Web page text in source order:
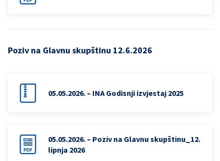
Poziv na Glavnu skupštinu 12.6.2026
05.05.2026. – INA Godisnji izvjestaj 2025
05.05.2026. – Poziv na Glavnu skupštinu_12.
lipnja 2026